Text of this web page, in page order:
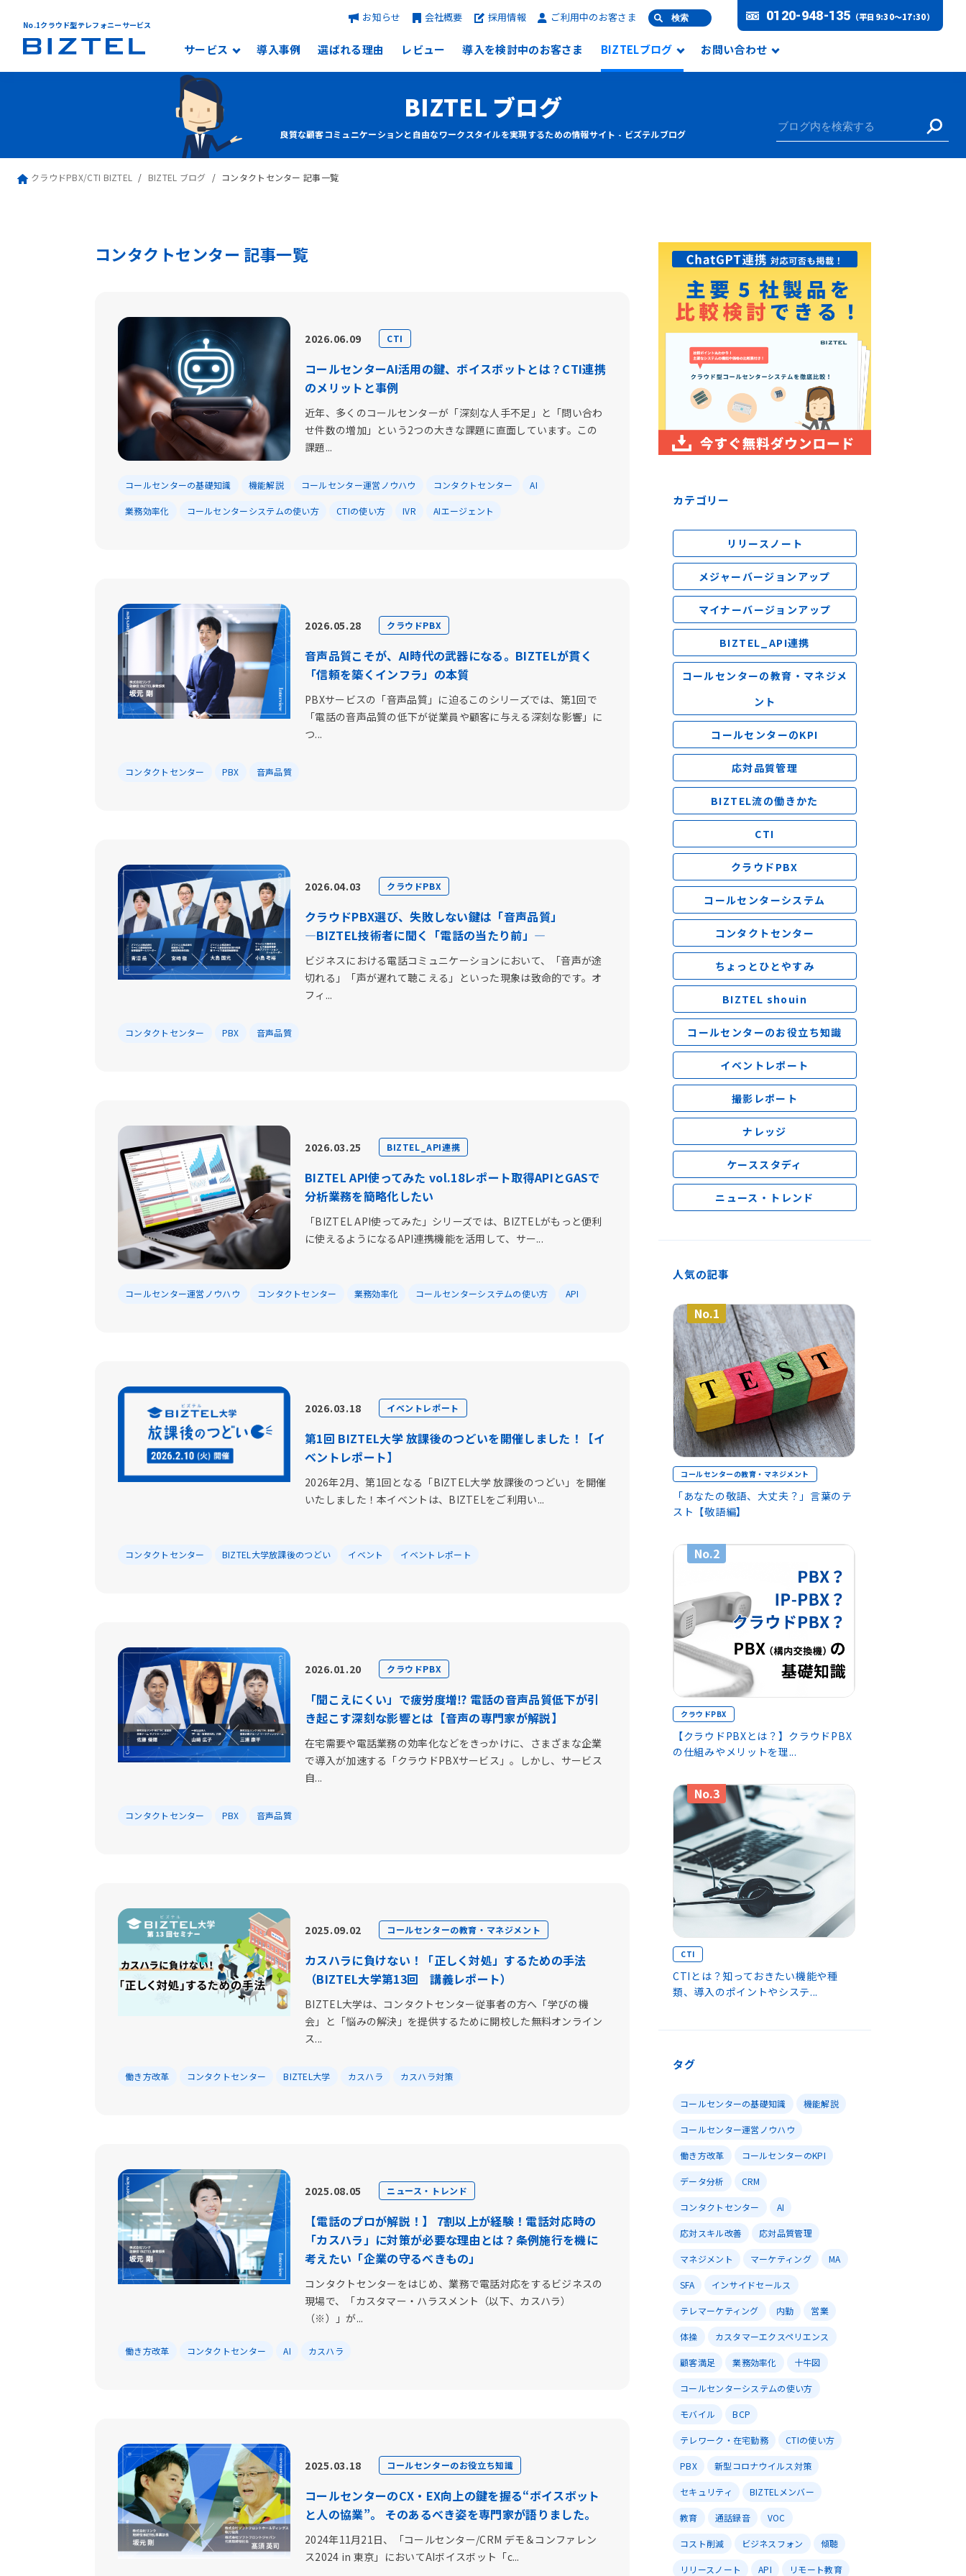
No.1クラウド型テレフォニーサービス
サービス 導入事例 選ばれる理由 レビュー 導入を検討中のお客さま BIZTELブログ お問い合わせ
お知らせ 会社概要 採用情報 ご利用中のお客さま 検索 0120-948-135 （平日9:30～17:30）
BIZTEL ブログ
良質な顧客コミュニケーションと自由なワークスタイルを実現するための情報サイト - ビズテルブログ
クラウドPBX/CTI BIZTEL BIZTEL ブログ コンタクトセンター 記事一覧
コンタクトセンター 記事一覧
2026.06.09 CTI
コールセンターAI活用の鍵、ボイスボットとは？CTI連携
のメリットと事例
近年、多くのコールセンターが「深刻な人手不足」と「問い合わ
せ件数の増加」という2つの大きな課題に直面しています。この
課題...
コールセンターの基礎知識 機能解説 コールセンター運営ノウハウ コンタクトセンター AI
業務効率化 コールセンターシステムの使い方 CTIの使い方 IVR AIエージェント
2026.05.28 クラウドPBX
音声品質こそが、AI時代の武器になる。BIZTELが貫く
「信頼を築くインフラ」の本質
PBXサービスの「音声品質」に迫るこのシリーズでは、第1回で
「電話の音声品質の低下が従業員や顧客に与える深刻な影響」に
つ...
コンタクトセンター PBX 音声品質
2026.04.03 クラウドPBX
クラウドPBX選び、失敗しない鍵は「音声品質」
―BIZTEL技術者に聞く「電話の当たり前」―
ビジネスにおける電話コミュニケーションにおいて、「音声が途
切れる」「声が遅れて聴こえる」といった現象は致命的です。オ
フィ...
コンタクトセンター PBX 音声品質
2026.03.25 BIZTEL_API連携
BIZTEL API使ってみた vol.18レポート取得APIとGASで
分析業務を簡略化したい
「BIZTEL API使ってみた」シリーズでは、BIZTELがもっと便利
に使えるようになるAPI連携機能を活用して、サー...
コールセンター運営ノウハウ コンタクトセンター 業務効率化 コールセンターシステムの使い方 API
2026.03.18 イベントレポート
第1回 BIZTEL大学 放課後のつどいを開催しました！【イ
ベントレポート】
2026年2月、第1回となる「BIZTEL大学 放課後のつどい」を開催
いたしました！本イベントは、BIZTELをご利用い...
コンタクトセンター BIZTEL大学放課後のつどい イベント イベントレポート
2026.01.20 クラウドPBX
「聞こえにくい」で疲労度増⁉︎ 電話の音声品質低下が引
き起こす深刻な影響とは【音声の専門家が解説】
在宅需要や電話業務の効率化などをきっかけに、さまざまな企業
で導入が加速する「クラウドPBXサービス」。しかし、サービス
自...
コンタクトセンター PBX 音声品質
2025.09.02 コールセンターの教育・マネジメント
カスハラに負けない！「正しく対処」するための手法
（BIZTEL大学第13回 講義レポート）
BIZTEL大学は、コンタクトセンター従事者の方へ「学びの機
会」と「悩みの解決」を提供するために開校した無料オンライン
ス...
働き方改革 コンタクトセンター BIZTEL大学 カスハラ カスハラ対策
2025.08.05 ニュース・トレンド
【電話のプロが解説！】 7割以上が経験！電話対応時の
「カスハラ」に対策が必要な理由とは？条例施行を機に
考えたい「企業の守るべきもの」
コンタクトセンターをはじめ、業務で電話対応をするビジネスの
現場で、「カスタマー・ハラスメント（以下、カスハラ）
（※）」が...
働き方改革 コンタクトセンター AI カスハラ
2025.03.18 コールセンターのお役立ち知識
コールセンターのCX・EX向上の鍵を握る“ボイスボット
と人の協業”。 そのあるべき姿を専門家が語りました。
2024年11月21日、「コールセンター/CRM デモ＆コンファレン
ス2024 in 東京」においてAIボイスボット「c...
カテゴリー
リリースノート
メジャーバージョンアップ
マイナーバージョンアップ
BIZTEL_API連携
コールセンターの教育・マネジメ
ント
コールセンターのKPI
応対品質管理
BIZTEL流の働きかた
CTI
クラウドPBX
コールセンターシステム
コンタクトセンター
ちょっとひとやすみ
BIZTEL shouin
コールセンターのお役立ち知識
イベントレポート
撮影レポート
ナレッジ
ケーススタディ
ニュース・トレンド
人気の記事
No.1
コールセンターの教育・マネジメント
「あなたの敬語、大丈夫？」言葉のテ
スト【敬語編】
No.2
クラウドPBX
【クラウドPBXとは？】クラウドPBX
の仕組みやメリットを理...
No.3
CTI
CTIとは？知っておきたい機能や種
類、導入のポイントやシステ...
タグ
コールセンターの基礎知識 機能解説
コールセンター運営ノウハウ
働き方改革 コールセンターのKPI
データ分析 CRM
コンタクトセンター AI
応対スキル改善 応対品質管理
マネジメント マーケティング MA
SFA インサイドセールス
テレマーケティング 内勤 営業
体操 カスタマーエクスペリエンス
顧客満足 業務効率化 十牛図
コールセンターシステムの使い方
モバイル BCP
テレワーク・在宅勤務 CTIの使い方
PBX 新型コロナウイルス対策
セキュリティ BIZTELメンバー
教育 通話録音 VOC
コスト削減 ビジネスフォン 傾聴
リリースノート API リモート教育